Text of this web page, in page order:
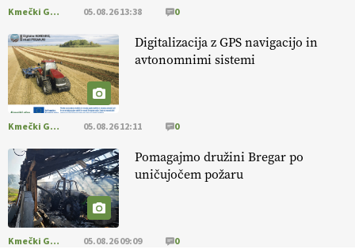
EKOloško = logično: ekološko oljarstvo
MORGAN
EKOloško = logično: ekološka kmetija
FREŠER
KMETIJSKA LIGA PRVAKOV: POMLADITEV
KMETIJSKE EKIPE
KMETIJSKA LIGA PRVAKOV: UKRAJINA vs.
EVROPA
Kmečki Glas 05.08.26 13:38 0
Digitalizacija z GPS navigacijo in
avtonomnimi sistemi
Kmečki Glas 05.08.26 12:11 0
Pomagajmo družini Bregar po
uničujočem požaru
Kmečki Glas 05.08.26 09:09 0